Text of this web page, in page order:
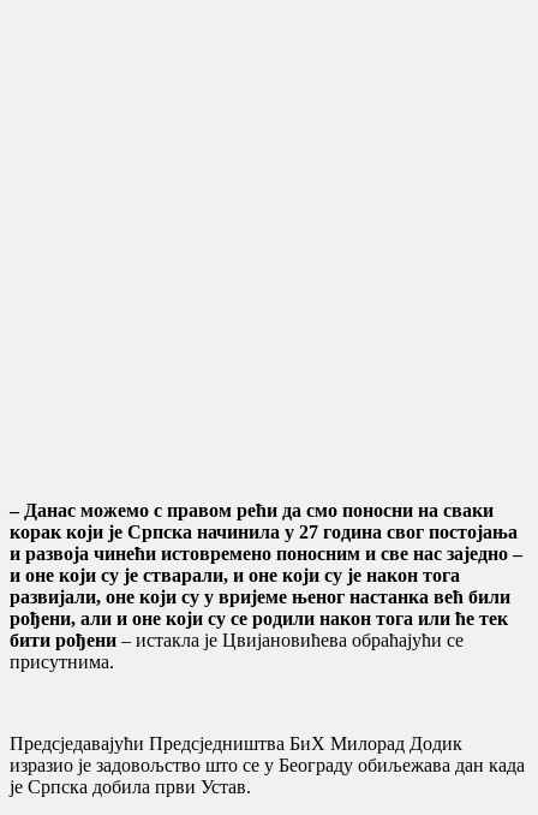
– Данас можемо с правом рећи да смо поносни на сваки
корак који је Српска начинила у 27 година свог постојања
и развоја чинећи истовремено поносним и све нас заједно –
и оне који су је стварали, и оне који су је након тога
развијали, оне који су у вријеме њеног настанка већ били
рођени, али и оне који су се родили након тога или ће тек
бити рођени – истакла је Цвијановићева обраћајући се
присутнима.
Предсједавајући Предсједништва БиХ Милорад Додик
изразио је задовољство што се у Београду обиљежава дан када
је Српска добила први Устав.